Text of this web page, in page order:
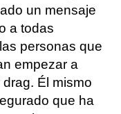
un mensaje
a todas
personas que
empezar a
drag. Él mismo
que ha